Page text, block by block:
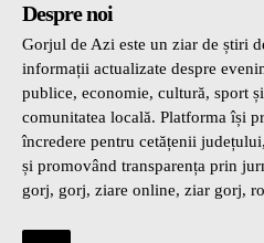
Despre noi
Gorjul de Azi este un ziar de știri
informații actualizate despre
publice, economie, cultură, sport
comunitatea locală. Platforma își
încredere pentru cetățenii
și promovând transparența prin
gorj, gorj, ziare online, ziar gorj,